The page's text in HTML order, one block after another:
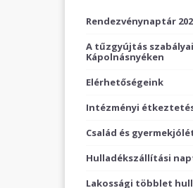
Rendezvénynaptár
A tűzgyújtás szabályai
Kápolnásnyéken
Elérhetőségeink
Intézményi
Család és
Hulladékszállítási
Lakossági többlet